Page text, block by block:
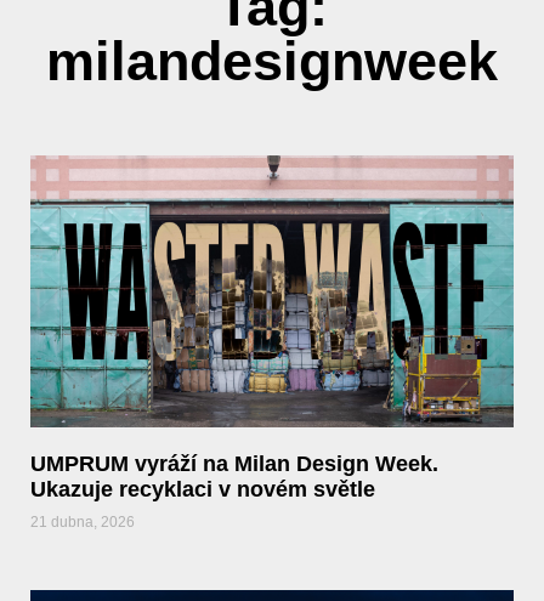
milandesignweek
UMPRUM vyráží na Milan Design Week.
Ukazuje recyklaci v novém světle
21 dubna, 2026